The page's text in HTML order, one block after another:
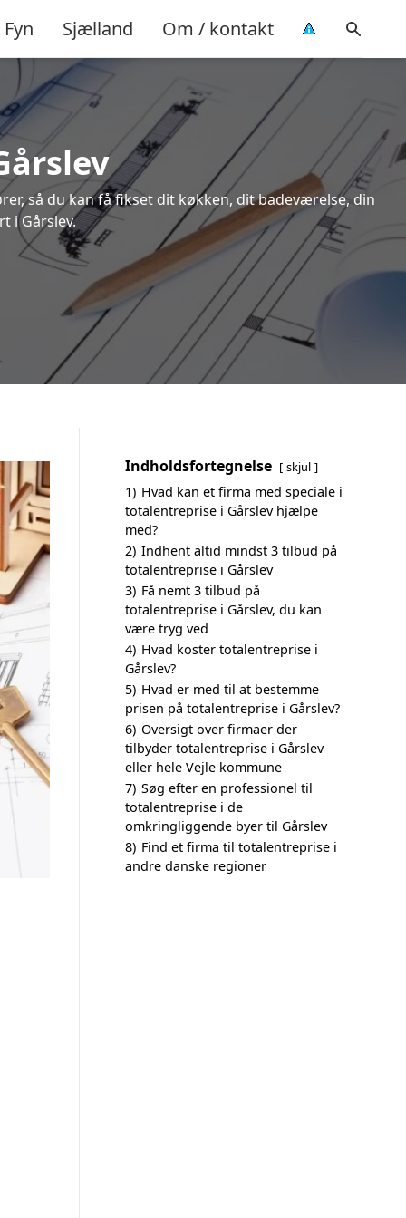
Fyn Sjælland Om / kontakt
så du kan få fikset dit køkken, dit badeværelse, din
i Gårslev.
Indholdsfortegnelse skjul
1) Hvad kan et firma med speciale i
totalentreprise i Gårslev hjælpe
med?
2) Indhent altid mindst 3 tilbud på
totalentreprise i Gårslev
3) Få nemt 3 tilbud på
totalentreprise i Gårslev, du kan
være tryg ved
4) Hvad koster totalentreprise i
Gårslev?
5) Hvad er med til at bestemme
prisen på totalentreprise i Gårslev?
6) Oversigt over firmaer der
tilbyder totalentreprise i Gårslev
eller hele Vejle kommune
7) Søg efter en professionel til
totalentreprise i de
omkringliggende byer til Gårslev
8) Find et firma til totalentreprise i
andre danske regioner